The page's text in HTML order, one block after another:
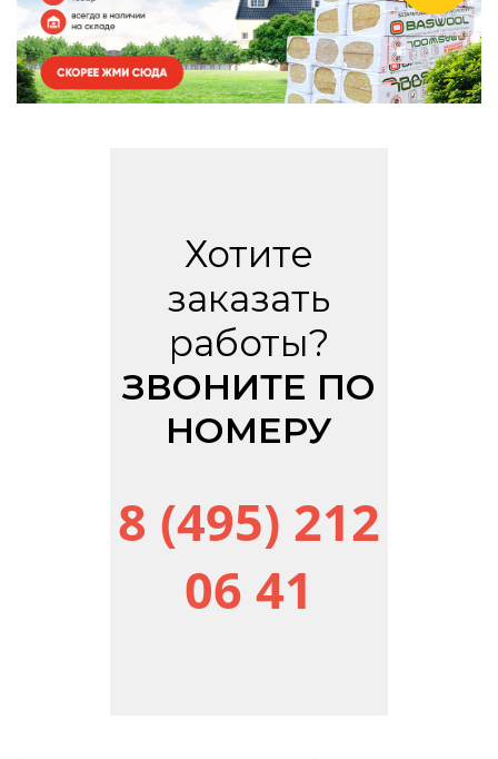
Хотите
заказать
работы?
ЗВОНИТЕ ПО
НОМЕРУ
8 (495) 212
06 41